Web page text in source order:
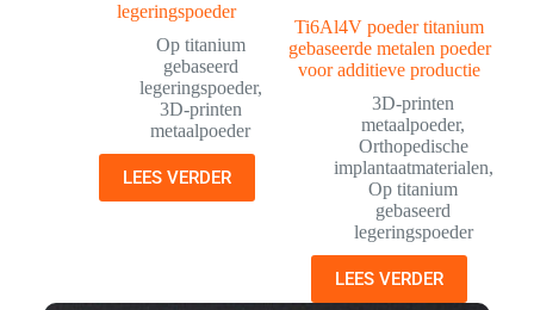
legeringspoeder
Op titanium
gebaseerd
legeringspoeder,
3D-printen
metaalpoeder
LEES VERDER
Ti6Al4V poeder titanium
gebaseerde metalen poeder
voor additieve productie
3D-printen
metaalpoeder,
Orthopedische
implantaatmaterialen,
Op titanium
gebaseerd
legeringspoeder
LEES VERDER